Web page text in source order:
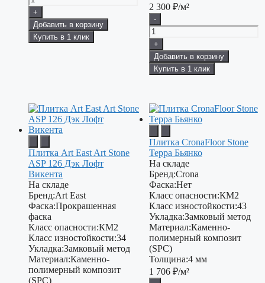
+
Добавить в корзину
Купить в 1 клик
2 300 ₽/м²
-
+
Добавить в корзину
Купить в 1 клик
Плитка Art East Art Stone
ASP 126 Дэк Лофт
Викента
На складе
Бренд:Art East
Фаска:Прокрашенная
фаска
Класс опасности:КМ2
Класс изностойкости:34
Укладка:Замковый метод
Материал:Каменно-
полимерный композит
(SPC)
Плитка CronaFloor Stone
Терра Бьянко
На складе
Бренд:Crona
Фаска:Нет
Класс опасности:КМ2
Класс изностойкости:43
Укладка:Замковый метод
Материал:Каменно-
полимерный композит
(SPC)
Толщина:4 мм
1 706 ₽/м²